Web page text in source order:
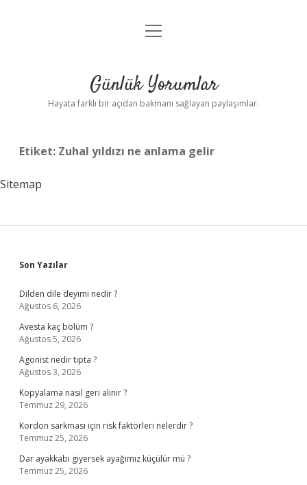
Anasayfa
Yasal Uyarı
menüyü
Günlük Yorumlar
Hayata farklı bir açıdan bakmanı sağlayan paylaşımlar.
Etiket: Zuhal yıldızı ne anlama gelir
Sitemap
Sidebar
Son Yazılar
Dilden dile deyimi nedir ?
Ağustos 6, 2026
Avesta kaç bölüm ?
Ağustos 5, 2026
Agonist nedir tıpta ?
Ağustos 3, 2026
Kopyalama nasıl geri alınır ?
Temmuz 29, 2026
Kordon sarkması için risk faktörleri nelerdir ?
Temmuz 25, 2026
Dar ayakkabı giyersek ayağımız küçülür mü ?
Temmuz 25, 2026